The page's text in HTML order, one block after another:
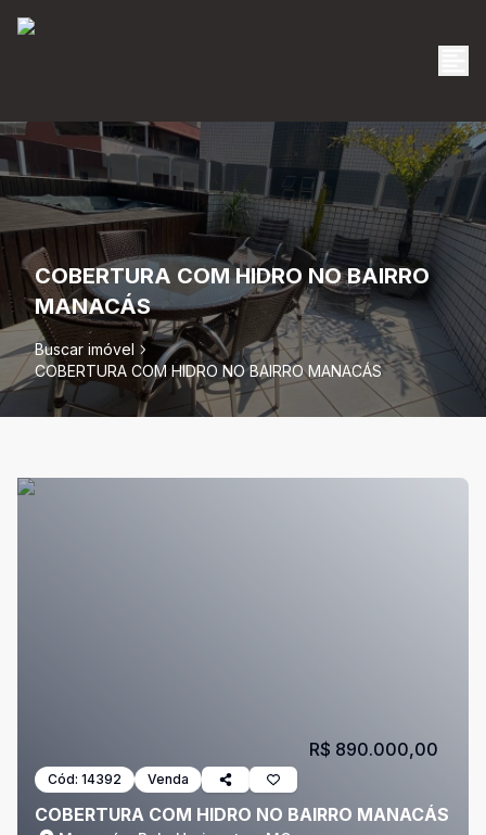
COBERTURA COM HIDRO NO BAIRRO
MANACÁS
Buscar imóvel
COBERTURA COM HIDRO NO BAIRRO MANACÁS
Cód: 14392 Venda
COBERTURA COM HIDRO NO BAIRRO MANACÁS
R$ 890.000,00